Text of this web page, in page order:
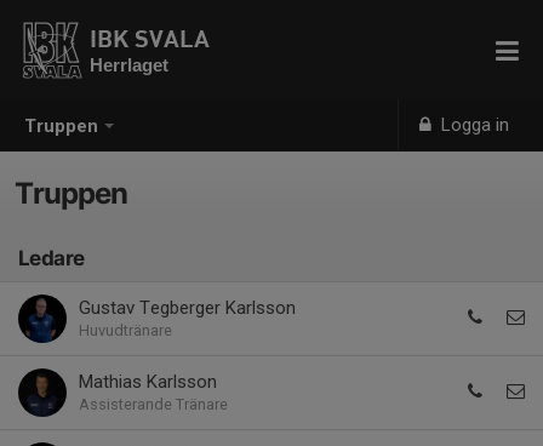
Truppen Logga in
IBK SVALA
Herrlaget
Truppen
Ledare
Gustav Tegberger Karlsson
Huvudtränare
Mathias Karlsson
Assisterande Tränare